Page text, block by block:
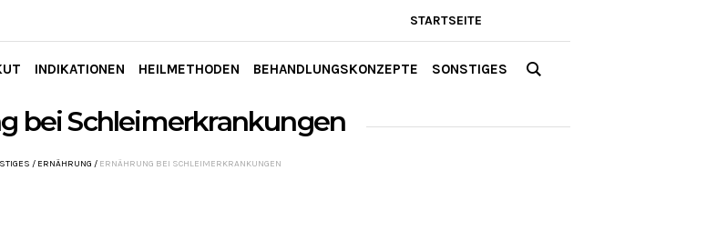
STARTSEITE
INDIKATIONEN HEILMETHODEN BEHANDLUNGSKONZEPTE SONSTIGES
bei Schleimerkrankungen
/ ERNÄHRUNG / ERNÄHRUNG BEI SCHLEIMERKRANKUNGEN